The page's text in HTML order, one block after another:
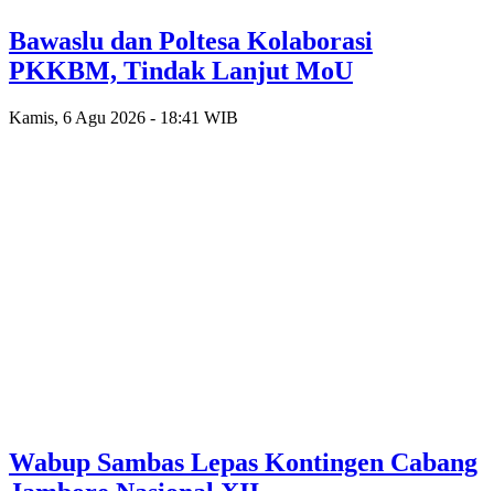
Bawaslu dan Poltesa Kolaborasi
PKKBM, Tindak Lanjut MoU
Kamis, 6 Agu 2026 - 18:41 WIB
Wabup Sambas Lepas Kontingen Cabang